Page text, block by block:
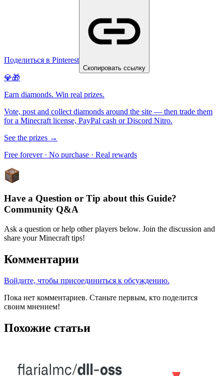
Поделиться в Pinterest
Скопировать ссылку
💎🎁
Earn diamonds. Win real prizes.
Vote, post and collect diamonds around the site — then trade them
for a Minecraft license, PayPal cash or Discord Nitro.
See the prizes →
Free forever · No purchase · Real rewards
Have a Question or Tip about this Guide?
Community Q&A
Ask a question or help other players below. Join the discussion and
share your Minecraft tips!
Комментарии
Войдите, чтобы присоединиться к обсуждению.
Пока нет комментариев. Станьте первым, кто поделится
своим мнением!
Похожие статьи